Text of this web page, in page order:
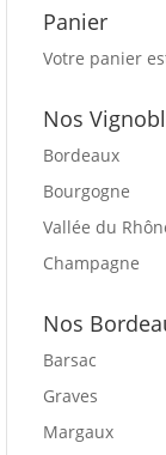
Panier
Votre panier
Nos
Bordeaux
Bourgogne
Vallée du
Champagne
Nos
Barsac
Graves
Margaux